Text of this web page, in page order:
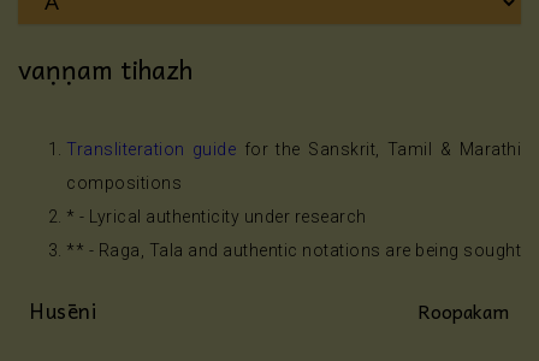
vaṇṇam tihazh
Transliteration guide for the Sanskrit, Tamil & Marathi
compositions
* - Lyrical authenticity under research
** - Raga, Tala and authentic notations are being sought
Husēni Roopakam